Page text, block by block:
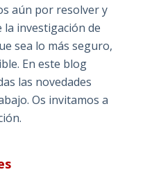
aún por resolver y
investigación de
sea lo más seguro,
En este blog
las novedades
Os invitamos a